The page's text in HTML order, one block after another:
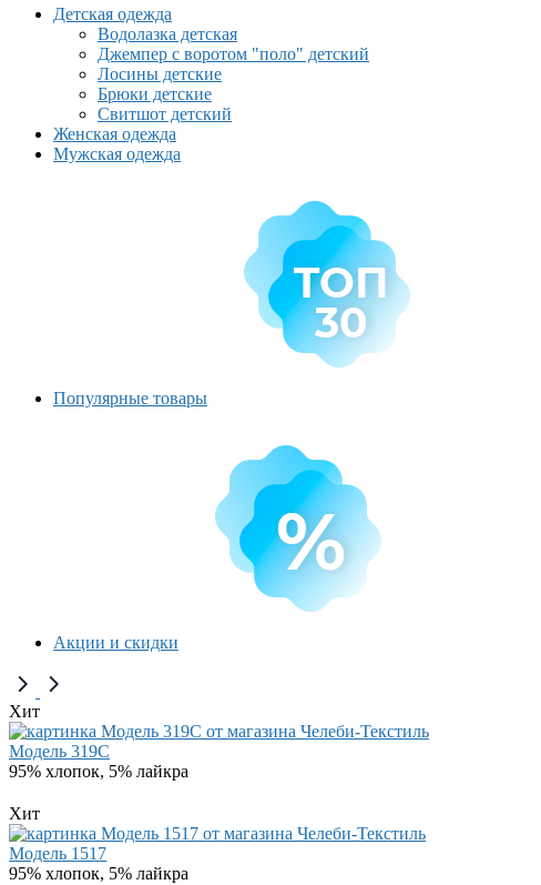
Детская одежда
Водолазка детская
Джемпер с воротом "поло" детский
Лосины детские
Брюки детские
Свитшот детский
Женская одежда
Мужская одежда
Популярные товары
Акции и скидки
Хит
Модель 319C
95% хлопок, 5% лайкра
Хит
Модель 1517
95% хлопок, 5% лайкра